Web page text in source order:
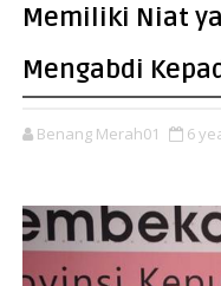
Memiliki Niat
Mengabdi
Benang Merah01 6